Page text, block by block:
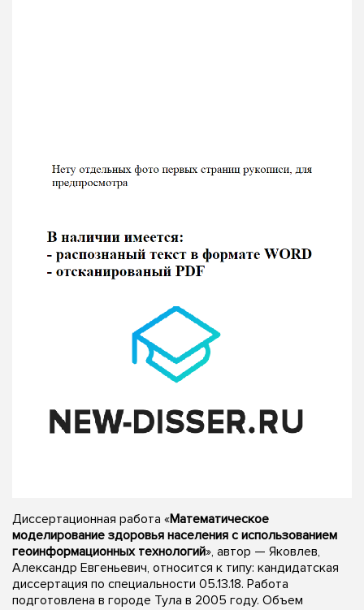
Диссертационная работа «Математическое
моделирование здоровья населения с использованием
геоинформационных технологий», автор — Яковлев,
Александр Евгеньевич, относится к типу: кандидатская
диссертация по специальности 05.13.18. Работа
подготовлена в городе Тула в 2005 году. Объем